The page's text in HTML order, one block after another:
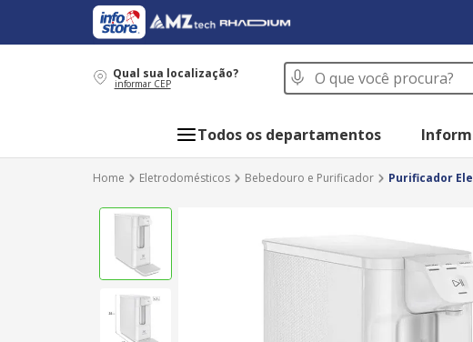
Qual sua localização?
informar CEP
O que você procura?
Todos os departamentos
Eletrodomésticos Bebedouro e Purificador Purificador